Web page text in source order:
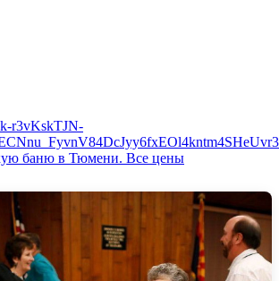
баню в Тюмени. Все цены